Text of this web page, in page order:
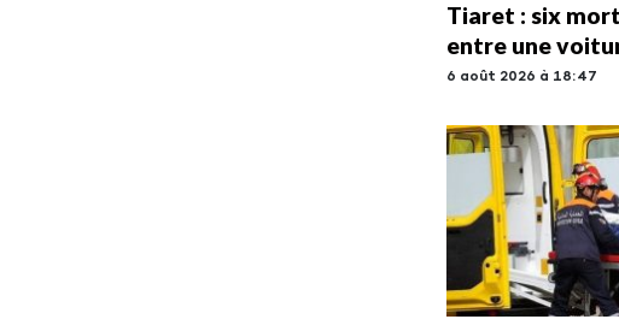
Tiaret : six
entre une
6 août 2026 à 18:47